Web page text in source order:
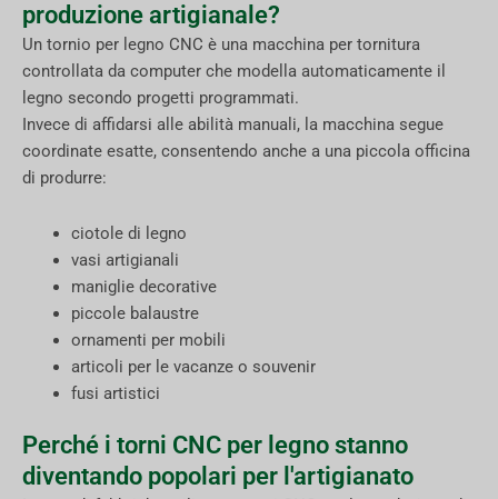
produzione artigianale?
Un tornio per legno CNC è una macchina per tornitura
controllata da computer che modella automaticamente il
legno secondo progetti programmati.
Invece di affidarsi alle abilità manuali, la macchina segue
coordinate esatte, consentendo anche a una piccola officina
di produrre:
ciotole di legno
vasi artigianali
maniglie decorative
piccole balaustre
ornamenti per mobili
articoli per le vacanze o souvenir
fusi artistici
Perché i torni CNC per legno stanno
diventando popolari per l'artigianato